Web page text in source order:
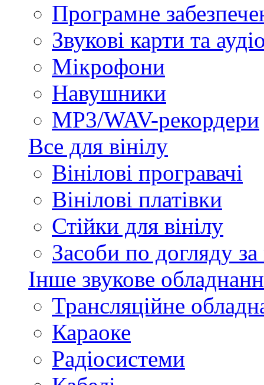
Програмне
Звукові карти та
Мікрофони
Навушники
MP3/WAV-рекордери
Все для вінілу
Вінілові програвачі
Вінілові платівки
Стійки для вінілу
Засоби по догляду за
Інше звукове
Трансляційне
Караоке
Радіосистеми